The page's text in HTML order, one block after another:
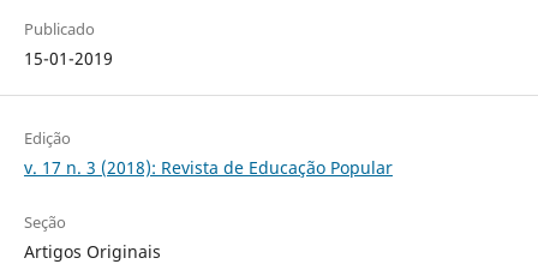
Publicado
15-01-2019
Edição
v. 17 n. 3 (2018): Revista de Educação Popular
Seção
Artigos Originais